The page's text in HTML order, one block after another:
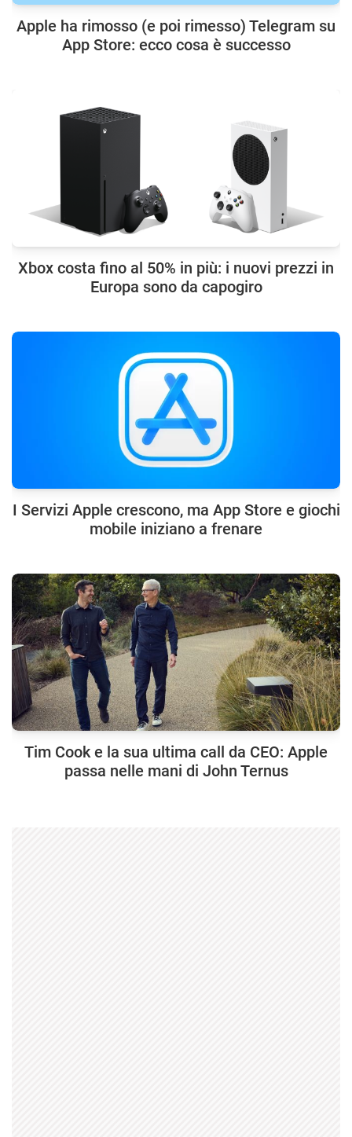
Apple ha rimosso (e poi rimesso) Telegram su
App Store: ecco cosa è successo
Xbox costa fino al 50% in più: i nuovi prezzi in
Europa sono da capogiro
I Servizi Apple crescono, ma App Store e giochi
mobile iniziano a frenare
Tim Cook e la sua ultima call da CEO: Apple
passa nelle mani di John Ternus